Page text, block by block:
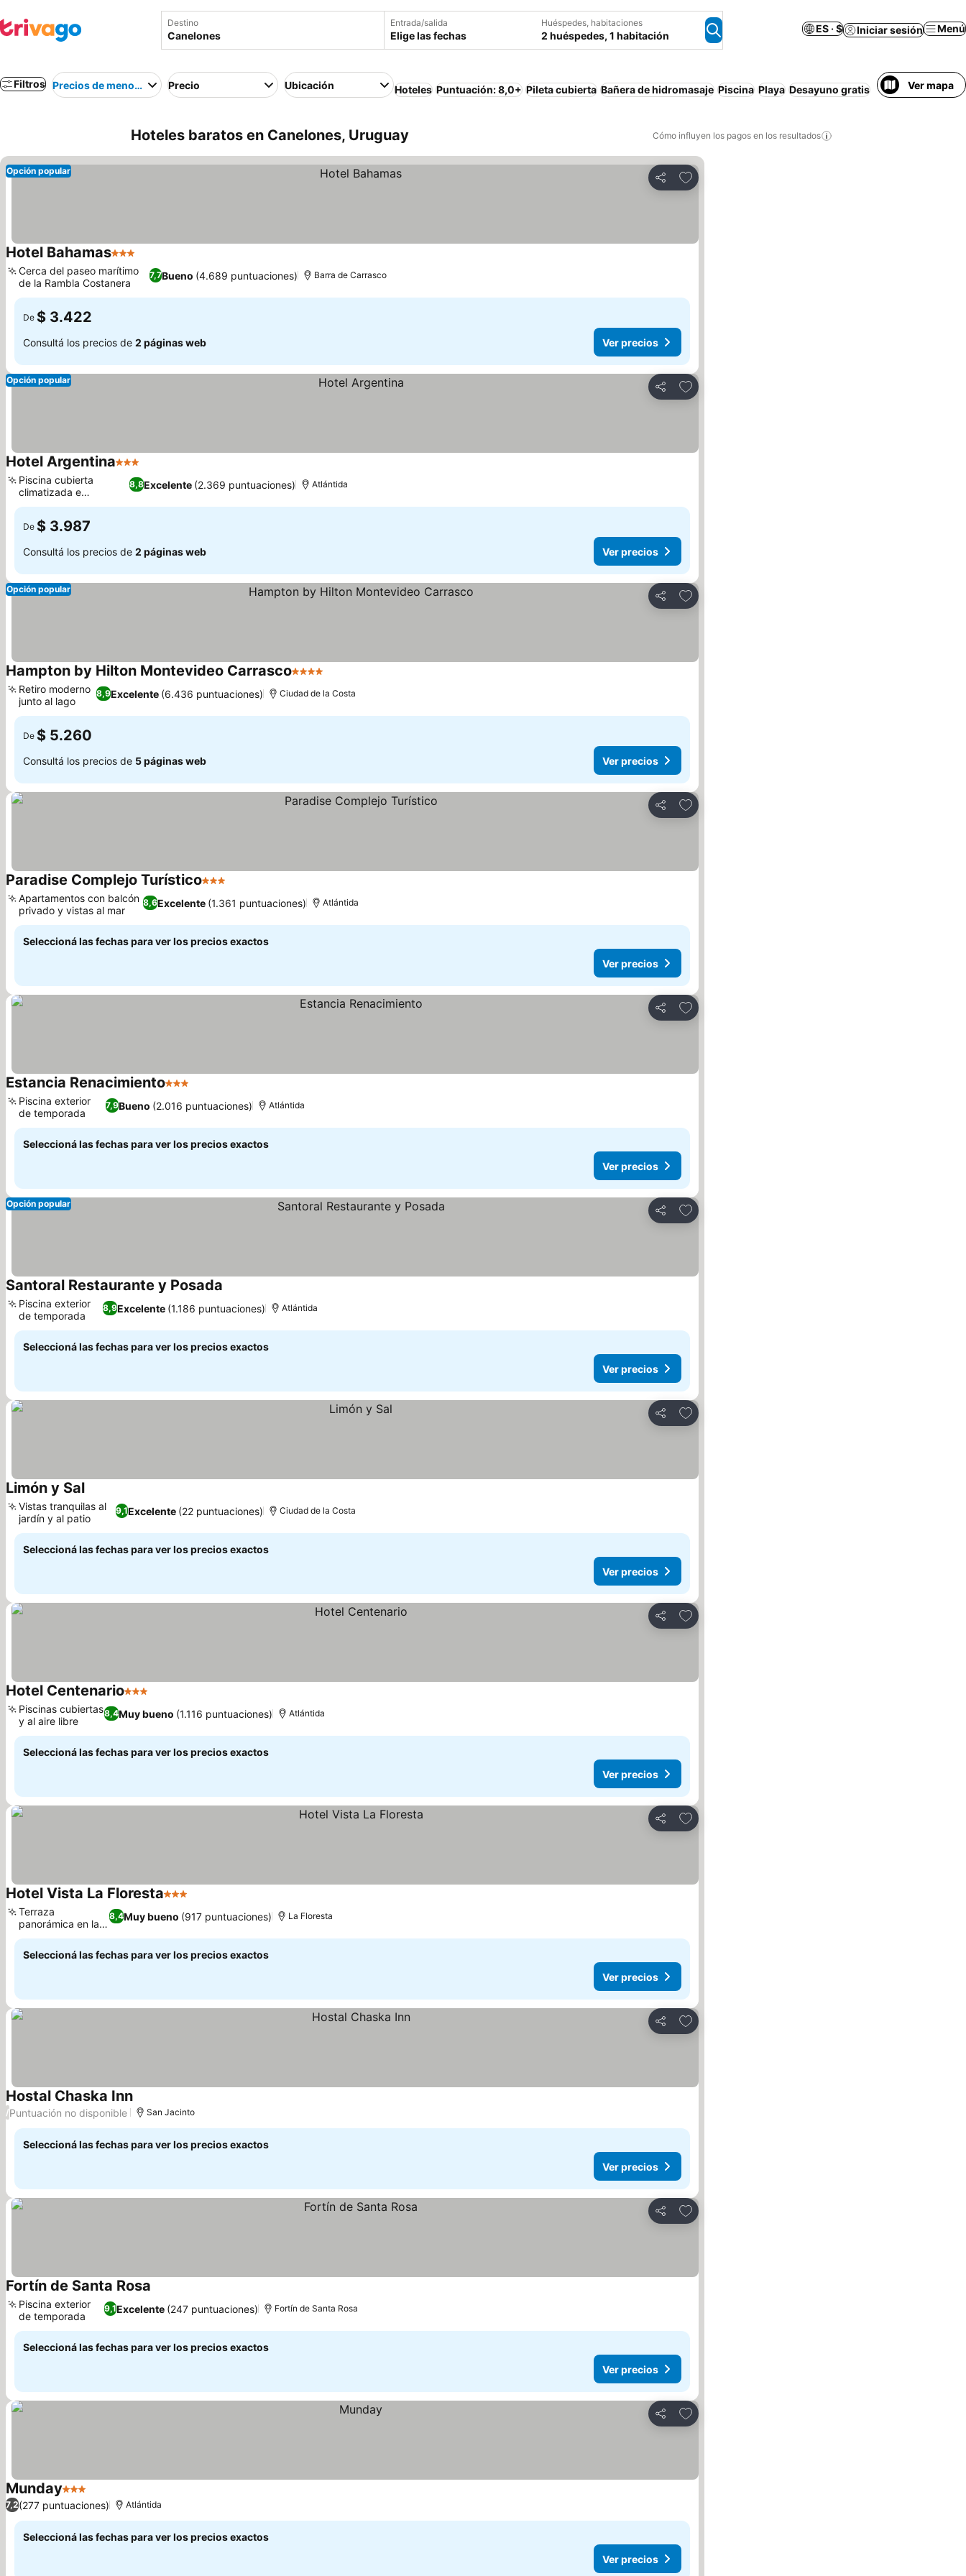
Destino Entrada/salida
Elige las fechas
Huéspedes, habitaciones
2 huéspedes, 1 habitación
ES · $ Iniciar sesión Menú
Filtros Precios de menor a mayorPrecio Ubicación Hoteles Puntuación: 8,0+ Pileta cubierta Bañera de hidromasaje Piscina Playa Desayuno gratis Ver mapa
Hoteles baratos en Canelones, Uruguay Cómo influyen los pagos en los resultados
Compartir
Añadir a favoritos
Opción popular
Hotel Bahamas3 Estrellas
7,7Bueno (4.689 puntuaciones)
Cerca del paseo marítimo
de la Rambla Costanera
Barra de Carrasco
De $ 3.422
Consultá los precios de 2 páginas web Ver precios
Compartir
Añadir a favoritos
Opción popular
Hotel Argentina3 Estrellas
8,8Excelente (2.369 puntuaciones)
Piscina cubierta
climatizada e
hidromasaje
Atlántida
De $ 3.987
Consultá los precios de 2 páginas web Ver precios
Compartir
Añadir a favoritos
Opción popular
Hampton by Hilton Montevideo Carrasco4 Estrellas
8,9Excelente (6.436 puntuaciones)
Retiro moderno
junto al lago
Ciudad de la Costa
De $ 5.260
Consultá los precios de 5 páginas web Ver precios
Compartir
Añadir a favoritos
Paradise Complejo Turístico3 Estrellas
8,6Excelente (1.361 puntuaciones)
Apartamentos con balcón
privado y vistas al mar
Atlántida
Seleccioná las fechas para ver los precios exactos
Ver precios
Compartir
Añadir a favoritos
Estancia Renacimiento3 Estrellas
7,9Bueno (2.016 puntuaciones)
Piscina exterior
de temporada
Atlántida
Seleccioná las fechas para ver los precios exactos
Ver precios
Compartir
Añadir a favoritos
Opción popular
Santoral Restaurante y Posada
8,9Excelente (1.186 puntuaciones)
Piscina exterior
de temporada
Atlántida
Seleccioná las fechas para ver los precios exactos
Ver precios
Compartir
Añadir a favoritos
Limón y SalVer precios
9,1Excelente (22 puntuaciones)
Vistas tranquilas al
jardín y al patio
Ciudad de la Costa
Seleccioná las fechas para ver los precios exactos
Ver precios
Compartir
Añadir a favoritos
Hotel Centenario3 Estrellas
8,4Muy bueno (1.116 puntuaciones)
Piscinas cubiertas
y al aire libre
Atlántida
Seleccioná las fechas para ver los precios exactos
Ver precios
Compartir
Añadir a favoritos
Hotel Vista La Floresta3 Estrellas
8,4Muy bueno (917 puntuaciones)
Terraza
panorámica en la
azotea
La Floresta
Seleccioná las fechas para ver los precios exactos
Ver precios
Compartir
Añadir a favoritos
Hostal Chaska InnVer precios
/Puntuación no disponible San Jacinto
Seleccioná las fechas para ver los precios exactos
Ver precios
Compartir
Añadir a favoritos
Fortín de Santa Rosa
9,1Excelente (247 puntuaciones)
Piscina exterior
de temporada
Fortín de Santa Rosa
Seleccioná las fechas para ver los precios exactos
Ver precios
Compartir
Añadir a favoritos
Munday3 EstrellasVer precios
7,2(277 puntuaciones) Atlántida
Seleccioná las fechas para ver los precios exactos
Ver precios